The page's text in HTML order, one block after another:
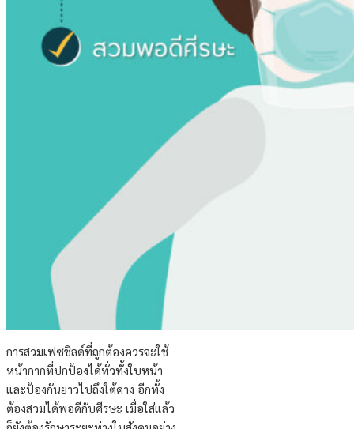
การสวมเฟซชิลด์ที่ถูกต้องควรจะใช้
หน้ากากที่ปกป้องได้ทั่วทั้งใบหน้า
และป้องกันยาวไปถึงใต้คาง อีกทั้ง
ต้องสวมได้พอดีกับศีรษะ เมื่อใส่แล้ว